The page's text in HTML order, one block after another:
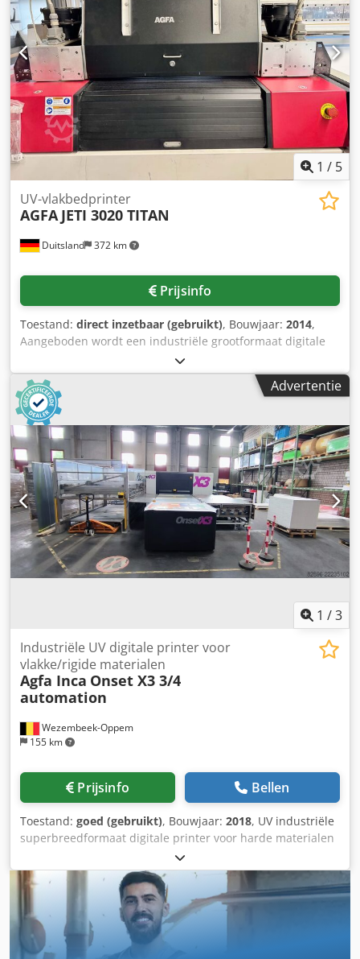
1 / 5
Duitsland 372 km
UV-vlakbedprinter
AGFA JETI 3020 TITAN
Prijsinfo
Toestand: direct inzetbaar (gebruikt), Bouwjaar: 2014,
Aangeboden wordt een industriële grootformaat digitale
printer. Max. printbereik: 3020mm x 2020mm,
persluchtbehoefte: 7-10 bar (100-150 PSI),
kortsluitvastheid: 10 kA, besturing: PLC. Uitgerust met UV-
uithardingssysteem en vacuümtafel. Gewicht: ca. 3750 kg,
totale afmetingen (L/B/H): ca. 5950mm/2900mm/1550mm.
Bezichtiging mogelijk op afspraak. Crodpfjzcfibox Anief
Advertentie
1 /3
Wezembeek-Oppem
155 km
Industriële UV digitale printer voor
vlakke/rigide materialen
Agfa Inca Onset X3 3/4
automation
Prijsinfo Bellen
Toestand: goed (gebruikt), Bouwjaar: 2018, UV industriële
superbreedformaat digitale printer voor harde materialen
De Inca Onset X2 is een high-volume industriële UV flatbed
inkjetprinter, ontwikkeld voor displaygraphics, POS/POP-
productie, verpakkingen en speciaaldrukwerk. Ontwikkeld
door Inca Digital Printers (later onderdeel van Agfa), wordt
de X2 gepositioneerd als een productieprinter die hoge
productiviteit combineert met uitstekende beeldkwaliteit.